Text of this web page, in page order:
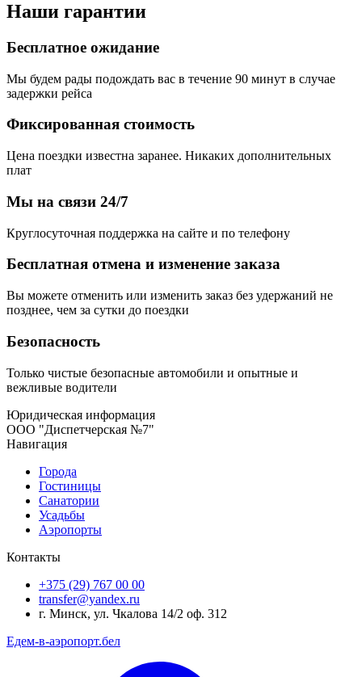
Наши гарантии
Бесплатное ожидание
Мы будем рады подождать вас в течение 90 минут в случае
задержки рейса
Фиксированная стоимость
Цена поездки известна заранее. Никаких дополнительных
плат
Мы на связи 24/7
Круглосуточная поддержка на сайте и по телефону
Бесплатная отмена и изменение заказа
Вы можете отменить или изменить заказ без удержаний не
позднее, чем за сутки до поездки
Безопасность
Только чистые безопасные автомобили и опытные и
вежливые водители
Юридическая информация
ООО "Диспетчерская №7"
Навигация
Города
Гостиницы
Санатории
Усадьбы
Аэропорты
Контакты
+375 (29) 767 00 00
transfer@yandex.ru
г. Минск, ул. Чкалова 14/2 оф. 312
Едем-в-аэропорт.бел